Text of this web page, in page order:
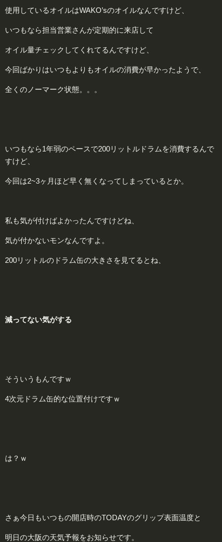
使用しているオイルはWAKO’sのオイルなんですけど、
いつもなら担当営業さんが定期的に来店して
オイル量チェックしてくれてるんですけど、
今回ばかりはいつもよりもオイルの消費が早かったようで、
全くのノーマーク状態。。。
いつもなら1年弱のペースで200リットルドラムを消費するんで
すけど、
今回は2~3ヶ月ほど早く無くなってしまっているとか。
私も気が付けばよかったんですけどね、
気が付かないモンなんですよ。
200リットルのドラム缶の大きさを見てるとね、
減ってない気がする
そういうもんですｗ
4次元ドラム缶的な位置付けですｗ
は？ｗ
さぁ今日もいつもの開店時のTODAYのグリップ表面温度と
明日の大阪の天気予報をお知らせです。